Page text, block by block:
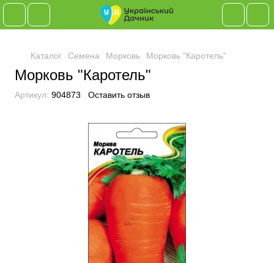
Каталог Семена Морковь Морковь "Каротель"
Морковь "Каротель"
Артикул: 904873 Оставить отзыв